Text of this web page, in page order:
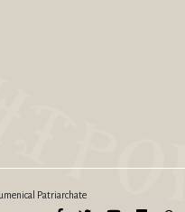
Patriarchate